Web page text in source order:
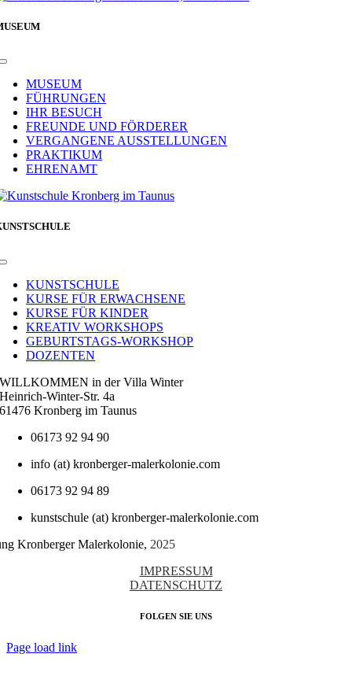
Toggle
NavigationMUSEUM
FÜHRUNGEN
IHR BESUCH
FREUNDE UND FÖRDERER
VERGANGENE AUSSTELLUNGEN
PRAKTIKUM
EHRENAMT
Toggle
NavigationKUNSTSCHULE
KURSE FÜR ERWACHSENE
KURSE FÜR KINDER
KREATIV WORKSHOPS
GEBURTSTAGS-WORKSHOP
DOZENTEN
WILLKOMMEN in der Villa Winter
Heinrich-Winter-Str. 4a
61476 Kronberg im Taunus
06173 92 94 90
info (at) kronberger-malerkolonie.com
06173 92 94 89
kunstschule (at) kronberger-malerkolonie.com
Kronberger Malerkolonie, 2025
IMPRESSUM
DATENSCHUTZ
FOLGEN SIE UNS
Page load link